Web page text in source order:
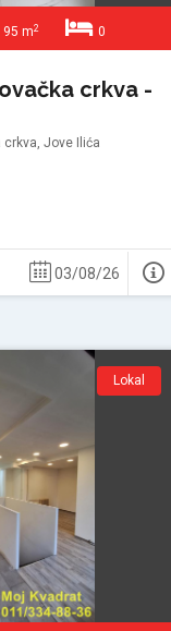
95 m2 0
crkva -
crkva, Jove Ilića
03/08/26
Lokal